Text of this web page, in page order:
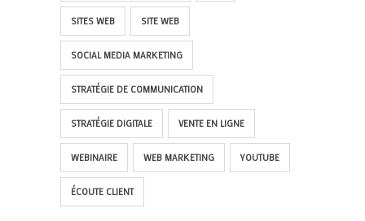
SITES WEB SITE WEB
SOCIAL MEDIA MARKETING
STRATÉGIE DE COMMUNICATION
STRATÉGIE DIGITALE VENTE EN LIGNE
WEBINAIRE WEB MARKETING YOUTUBE
ÉCOUTE CLIENT